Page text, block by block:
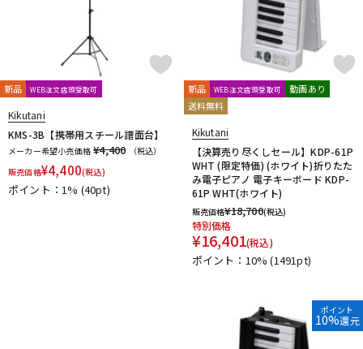
キーボード 電子ピアノ
その他楽器
アンプ
DJ機器 DTM
レコーディング機器
楽器アクセサリ
新品 WEB注文店頭受取可
Kikutani
KMS-3B【携帯用スチール譜面台】
メーカー希望小売価格 ¥4,400
（税込）
販売価格¥4,400(税込)
ポイント：1% (40pt)
新品 WEB注文店頭受取可
動画あり
送料無料
Kikutani
【決算売り尽くしセール】KDP-61P
WHT (限定特価) (ホワイト)折りたた
み電子ピアノ 電子キーボード KDP-
61P WHT(ホワイト)
販売価格¥18,700(税込)
特別価格
¥16,401(税込)
ポイント：10%(1491pt)
ポイント
10%還元